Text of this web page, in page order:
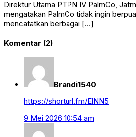
Direktur Utama PTPN IV PalmCo,
mengatakan PalmCo tidak ingin
mencatatkan berbagai […]
Komentar (2)
Brandi1540
https://shorturl.fm/ElNN5
9 Mei 2026 10:54 am